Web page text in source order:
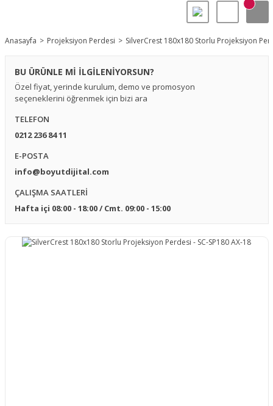
Anasayfa Projeksiyon Perdesi SilverCrest 180x180 Storlu Projeksiyon
BU ÜRÜNLE Mİ İLGİLENİYORSUN?
Özel fiyat, yerinde kurulum, demo ve promosyon
seçeneklerini öğrenmek için bizi ara
TELEFON
0212 236 84 11
E-POSTA
info@boyutdijital.com
ÇALIŞMA SAATLERİ
Hafta içi 08:00 - 18:00 / Cmt. 09:00 - 15:00